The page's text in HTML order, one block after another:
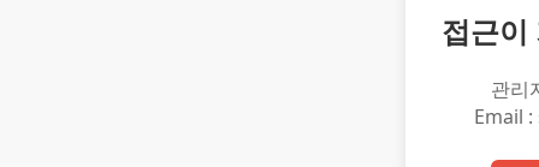
접근이
관리
Email